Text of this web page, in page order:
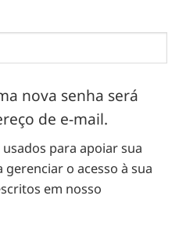
nova senha será
de e-mail.
​​para apoiar sua
o acesso à sua
em nosso